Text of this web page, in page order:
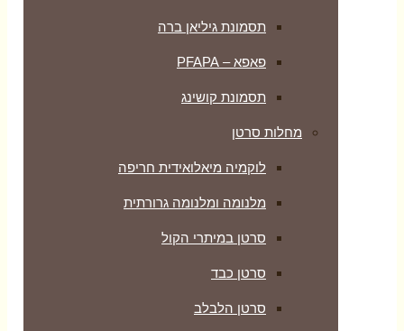
תסמונת גיליאן ברה
פאפא – PFAPA
תסמונת קושינג
מחלות סרטן
לוקמיה מיאלואידית חריפה
מלנומה ומלנומה גרורתית
סרטן במיתרי הקול
סרטן כבד
סרטן הלבלב